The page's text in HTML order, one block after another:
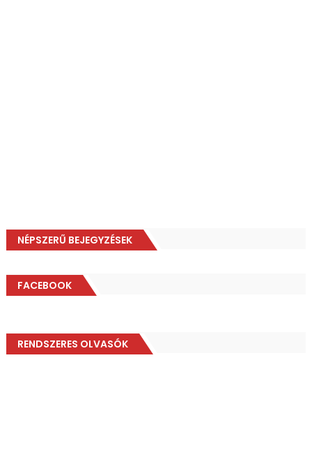
NÉPSZERŰ BEJEGYZÉSEK
FACEBOOK
RENDSZERES OLVASÓK